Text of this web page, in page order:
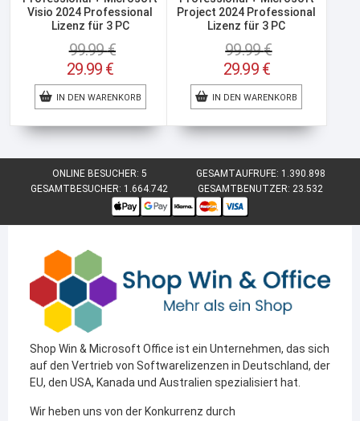
von 5
Visio 2024 Professional
Lizenz für 3 PC
99.99€
Ursprünglicher
war:
99.99 €
29.99 €
Aktueller
Preis
ist:
29.99 €.
IN DEN WARENKORB
von 5
Project 2024 Professional
Lizenz für 3 PC
99.99€
Ursprünglicher
war:
99.99 €
29.99 €
Aktueller
Preis
ist:
29.99 €.
IN DEN WARENKORB
ONLINE BESUCHER: 5 GESAMTAUFRUFE: 1.390.898
GESAMTBESUCHER: 1.664.742 GESAMTBENUTZER: 23.532
Shop Win & Microsoft Office ist ein Unternehmen, das sich
auf den Vertrieb von Softwarelizenzen in Deutschland, der
EU, den USA, Kanada und Australien spezialisiert hat.
Wir heben uns von der Konkurrenz durch